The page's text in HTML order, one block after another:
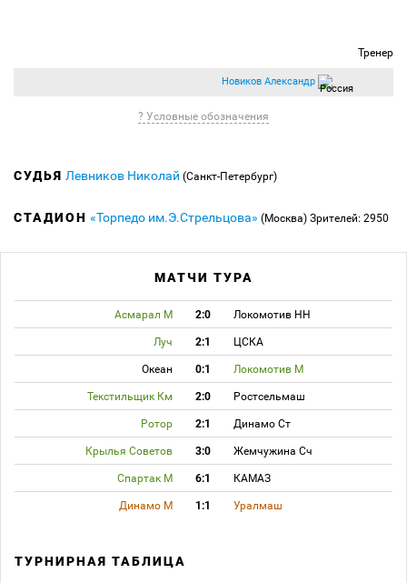
Тренер
Новиков Александр
? Условные обозначения
СУДЬЯ Левников Николай (Санкт-Петербург)
СТАДИОН «Торпедо им.Э.Стрельцова» (Москва) Зрителей: 2950
МАТЧИ ТУРА
Асмарал М 2:0 Локомотив НН
Луч 2:1 ЦСКА
Океан 0:1 Локомотив М
Текстильщик Км 2:0 Ростсельмаш
Ротор 2:1 Динамо Ст
Крылья Советов 3:0 Жемчужина Сч
Спартак М 6:1 КАМАЗ
Динамо М 1:1 Уралмаш
ТУРНИРНАЯ ТАБЛИЦА